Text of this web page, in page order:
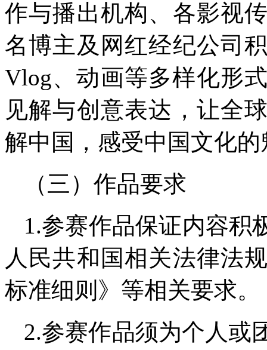
作与播出机构、各影视
名博主及网红经纪公司
Vlog、动画等多样化形
见解与创意表达，让全
解中国，感受中国文化
（三）作品要求
1.参赛作品保证内容积
人民共和国相关法律法
标准细则》等相关要求。
2.参赛作品须为个人或